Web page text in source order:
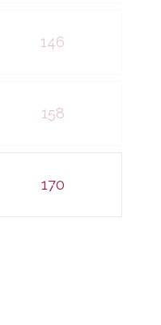
146
158
170